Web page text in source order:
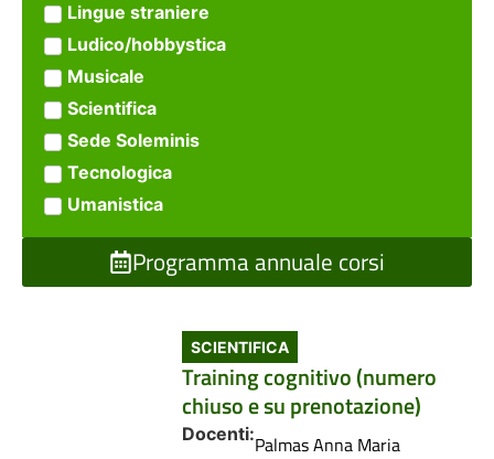
Lingue straniere
Ludico/hobbystica
Musicale
Scientifica
Sede Soleminis
Tecnologica
Umanistica
Programma annuale corsi
SCIENTIFICA
Training cognitivo (numero
chiuso e su prenotazione)
Docenti:Palmas Anna Maria